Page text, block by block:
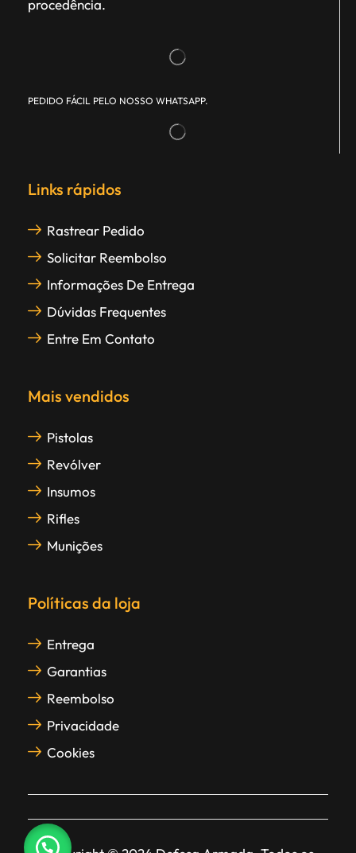
procedência.
PEDIDO FÁCIL PELO NOSSO WHATSAPP.
Links rápidos
Rastrear Pedido
Solicitar Reembolso
Informações De Entrega
Dúvidas Frequentes
Entre Em Contato
Mais vendidos
Pistolas
Revólver
Insumos
Rifles
Munições
Políticas da loja
Entrega
Garantias
Reembolso
Privacidade
Cookies